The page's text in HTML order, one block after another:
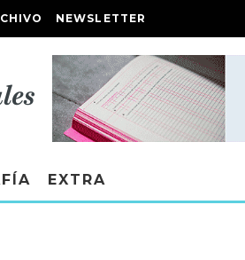
NEWSLETTER
EXTRA